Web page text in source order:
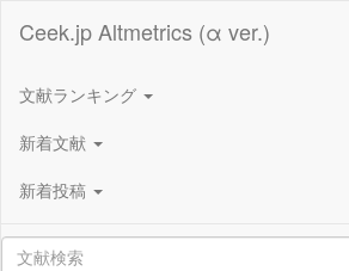
Ceek.jp Altmetrics (α ver.)
文献ランキング
新着文献
新着投稿